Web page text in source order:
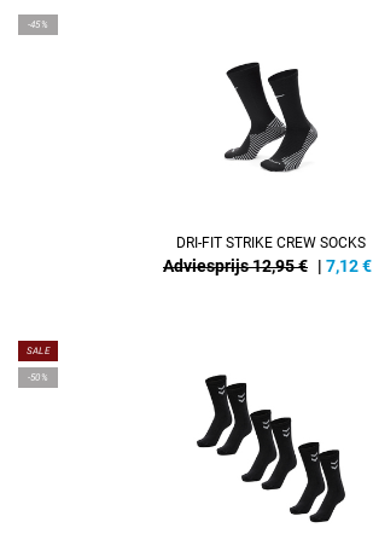
-45%
DRI-FIT STRIKE CREW SOCKS
Adviesprijs 12,95 € | 7,12€
SALE
-50%